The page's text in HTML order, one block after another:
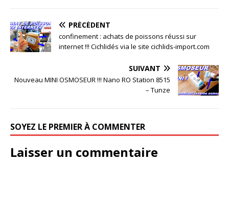
PRÉCÉDENT
confinement : achats de poissons réussi sur
internet !!! Cichlidés via le site cichlids-import.com
SUIVANT
Nouveau MINI OSMOSEUR !!! Nano RO Station 8515
– Tunze
SOYEZ LE PREMIER À COMMENTER
Laisser un commentaire